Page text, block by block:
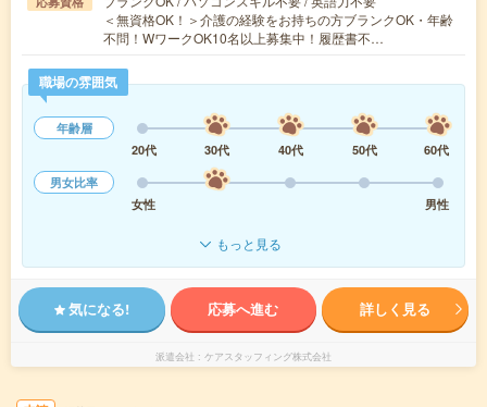
＜無資格OK！＞介護の経験をお持ちの方ブランクOK・年齢
不問！WワークOK10名以上募集中！履歴書不…
職場の雰囲気
年齢層
20代
30代 40代 50代
60代
男女比率
女性
男性
もっと見る
気になる! 応募へ進む 詳しく見る
派遣会社 ケアスタッフィング株式会社